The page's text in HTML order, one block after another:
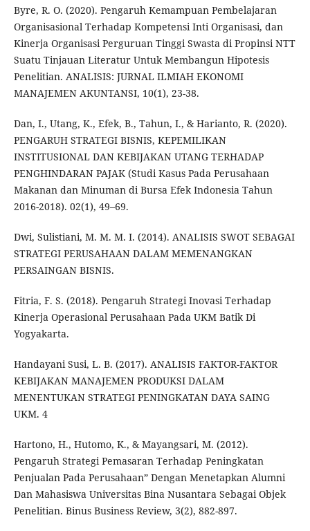
Byre, R. O. (2020). Pengaruh Kemampuan Pembelajaran
Organisasional Terhadap Kompetensi Inti Organisasi, dan
Kinerja Organisasi Perguruan Tinggi Swasta di Propinsi NTT
Suatu Tinjauan Literatur Untuk Membangun Hipotesis
Penelitian. ANALISIS: JURNAL ILMIAH EKONOMI
MANAJEMEN AKUNTANSI, 10(1), 23-38.
Dan, I., Utang, K., Efek, B., Tahun, I., & Harianto, R. (2020).
PENGARUH STRATEGI BISNIS, KEPEMILIKAN
INSTITUSIONAL DAN KEBIJAKAN UTANG TERHADAP
PENGHINDARAN PAJAK (Studi Kasus Pada Perusahaan
Makanan dan Minuman di Bursa Efek Indonesia Tahun
2016-2018). 02(1), 49–69.
Dwi, Sulistiani, M. M. M. I. (2014). ANALISIS SWOT SEBAGAI
STRATEGI PERUSAHAAN DALAM MEMENANGKAN
PERSAINGAN BISNIS.
Fitria, F. S. (2018). Pengaruh Strategi Inovasi Terhadap
Kinerja Operasional Perusahaan Pada UKM Batik Di
Yogyakarta.
Handayani Susi, L. B. (2017). ANALISIS FAKTOR-FAKTOR
KEBIJAKAN MANAJEMEN PRODUKSI DALAM
MENENTUKAN STRATEGI PENINGKATAN DAYA SAING
UKM. 4
Hartono, H., Hutomo, K., & Mayangsari, M. (2012).
Pengaruh Strategi Pemasaran Terhadap Peningkatan
Penjualan Pada Perusahaan” Dengan Menetapkan Alumni
Dan Mahasiswa Universitas Bina Nusantara Sebagai Objek
Penelitian. Binus Business Review, 3(2), 882-897.